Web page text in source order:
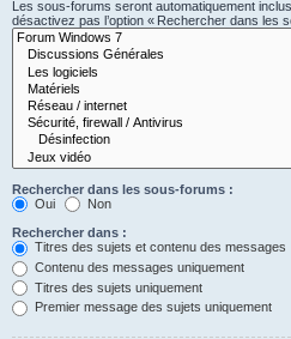
Les sous-forums seront automatiquement
désactivez pas l’option « Rechercher dans les
Rechercher dans les sous-forums :
Oui
Non
Rechercher dans :
Titres des sujets et contenu des messages
Contenu des messages uniquement
Titres des sujets uniquement
Premier message des sujets uniquement